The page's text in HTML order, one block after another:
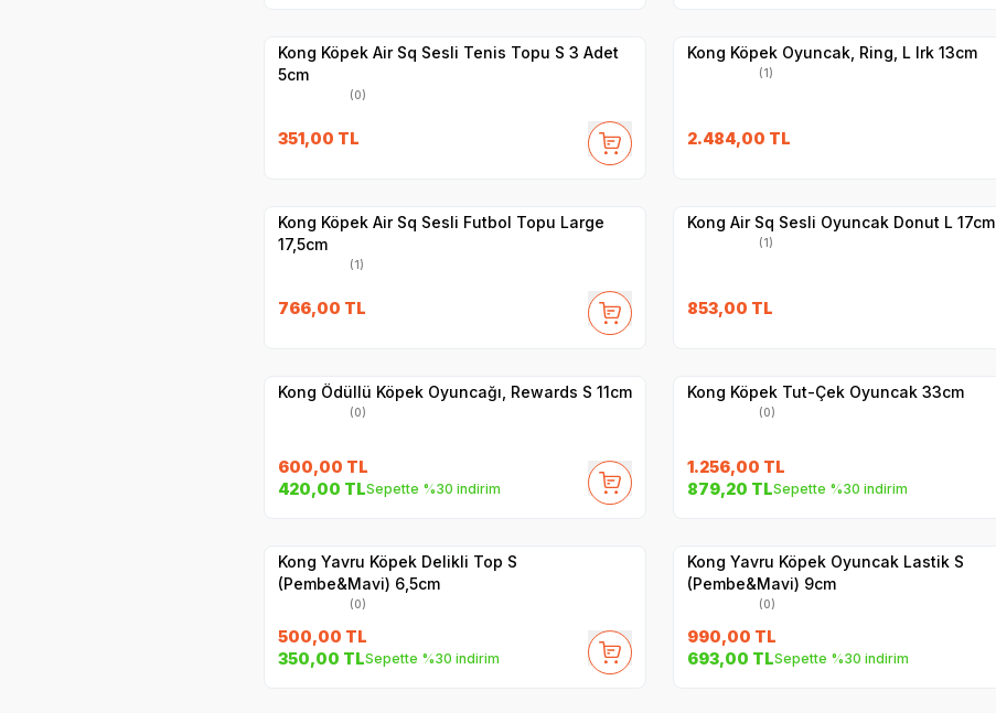
Kong Köpek Air Sq Sesli Tenis Topu S 3 Adet
5cm
(0)
351,00 TL
Kong Köpek Oyuncak, Ring, L Irk 13cm
(1)
2.484,00 TL
Kong Köpek Air Sq Sesli Futbol Topu Large
17,5cm
(1)
766,00 TL
Kong Air Sq Sesli Oyuncak Donut L 17cm
(1)
853,00 TL
Kong Ödüllü Köpek Oyuncağı, Rewards S 11cm
(0)
600,00 TL
420,00 TLSepette %30 indirim
Kong Köpek Tut-Çek Oyuncak 33cm
(0)
1.256,00 TL
879,20 TLSepette %30 indirim
Kong Yavru Köpek Delikli Top S
(Pembe&Mavi) 6,5cm
(0)
500,00 TL
350,00 TLSepette %30 indirim
Kong Yavru Köpek Oyuncak Lastik S
(Pembe&Mavi) 9cm
(0)
990,00 TL
693,00 TLSepette %30 indirim